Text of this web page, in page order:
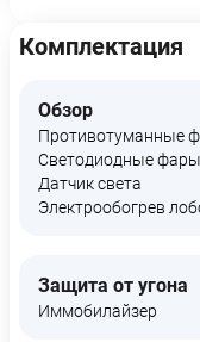
Комплектация
Обзор
Противотуманные
Светодиодные фары
Датчик света
Электрообогрев
Защита от угона
Иммобилайзер